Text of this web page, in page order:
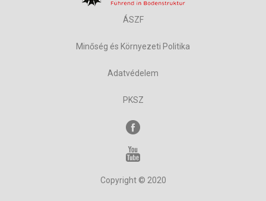
ÁSZF
Minőség és Környezeti Politika
Adatvédelem
PKSZ
Copyright © 2020